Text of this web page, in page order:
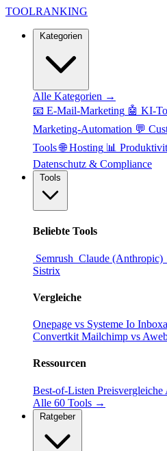
TOOLRANKING
Alle Kategorien →
📧 E-Mail-Marketing 🤖 KI-
Marketing-Automation 💬
Tools 🌐 Hosting 📊
Datenschutz & Compliance
Beliebte Tools
Semrush Claude (Anthropic)
Sistrix
Vergleiche
Onepage vs Systeme Io
Convertkit Mailchimp vs
Ressourcen
Best-of-Listen Preisvergleiche
Alle 60 Tools →
Ratgeber